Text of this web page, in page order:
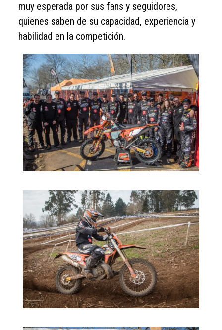
muy esperada por sus fans y seguidores,
quienes saben de su capacidad, experiencia y
habilidad en la competición.